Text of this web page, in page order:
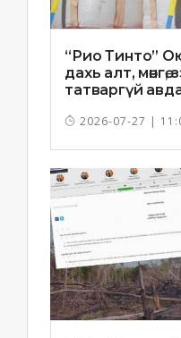
“Рио Тинто”
дахь алт,
татваргүй
2026-07-27 |